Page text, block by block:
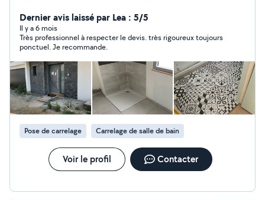
passionné par mon métier, je mets mon expertise et
mon sens du détail au cœur de chaque projet en neuf
comme rénovation. J'interviens pour tout type de
travaux avec un engagement constant sur la qualité des
finition, le respect des délais et la satisfaction client,
chaque chantier est réalisé avec sérieux, propreté et
conseil personnalisé afin de garantir un résultat durable
et esthétique. Prestation: Pose de carrelage sol, murs.
Pose de mosaïque salle de bain, douche à l'italienne,
crédence. Rénovation de salle de bain, faïence.
Terrasse et carrelage extérieur. Devis gratuit, travail,
signé, conseil personnalisé.
Dernier avis laissé par Lea : 5/5
Il y a 6 mois
Très professionnel à respecter le devis. très rigoureux toujours
ponctuel. Je recommande.
Pose de carrelage Carrelage de salle de bain
Voir le profil Contacter